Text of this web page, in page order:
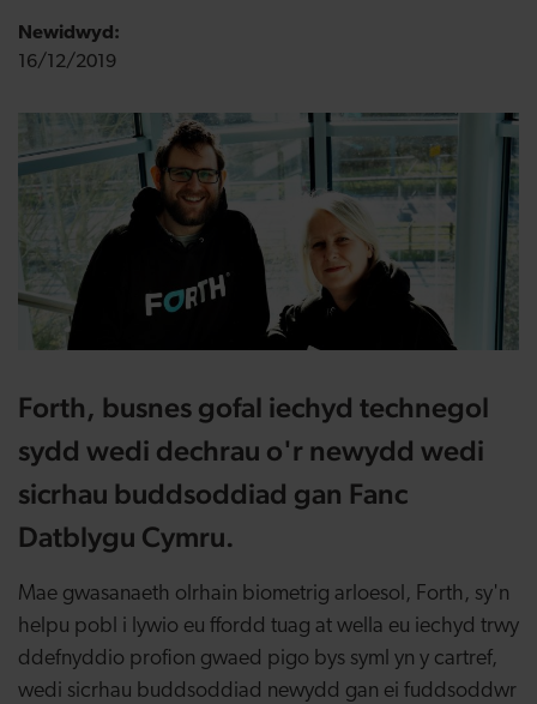
Newidwyd:
16/12/2019
Forth, busnes gofal iechyd technegol
sydd wedi dechrau o'r newydd wedi
sicrhau buddsoddiad gan Fanc
Datblygu Cymru.
Mae gwasanaeth olrhain biometrig arloesol, Forth, sy'n
helpu pobl i lywio eu ffordd tuag at wella eu iechyd trwy
ddefnyddio profion gwaed pigo bys syml yn y cartref,
wedi sicrhau buddsoddiad newydd gan ei fuddsoddwr